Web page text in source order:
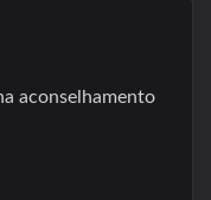
aconselhamento